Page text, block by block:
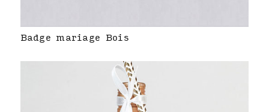
Badge mariage Bois